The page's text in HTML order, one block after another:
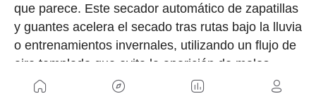
que parece. Este secador automático de zapatillas
y guantes acelera el secado tras rutas bajo la lluvia
o entrenamientos invernales, utilizando un flujo de
aire templado que evita la aparición de malos
olores y alarga la vida útil del calzado.